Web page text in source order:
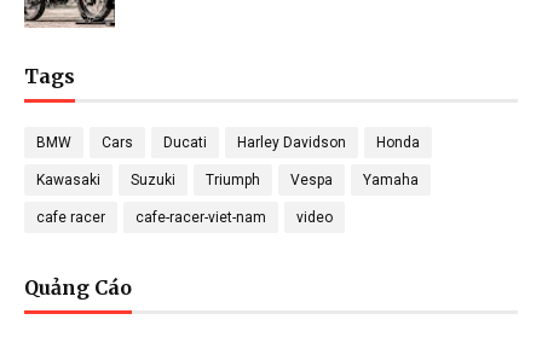
Tags
BMW Cars Ducati Harley Davidson Honda
Kawasaki Suzuki Triumph Vespa Yamaha
cafe racer cafe-racer-viet-nam video
Quảng Cáo